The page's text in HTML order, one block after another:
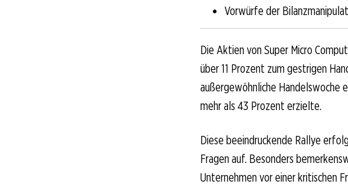
Vorwürfe der
Die Aktien von Super Micro
über 11 Prozent zum gestrigen
außergewöhnliche Handelswoche
mehr als 43 Prozent erzielte.
Diese beeindruckende Rallye
Fragen auf. Besonders
Unternehmen vor einer kritischen